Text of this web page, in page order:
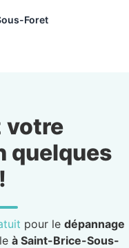
Foret
votre
quelques
pour le dépannage
à Saint-Brice-Sous-